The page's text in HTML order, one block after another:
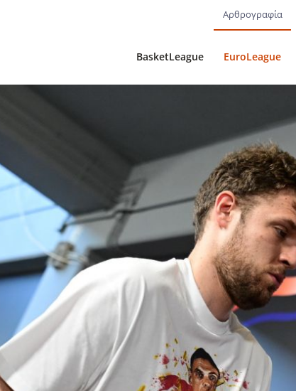
Αρθρογραφία
BasketLeague EuroLeague